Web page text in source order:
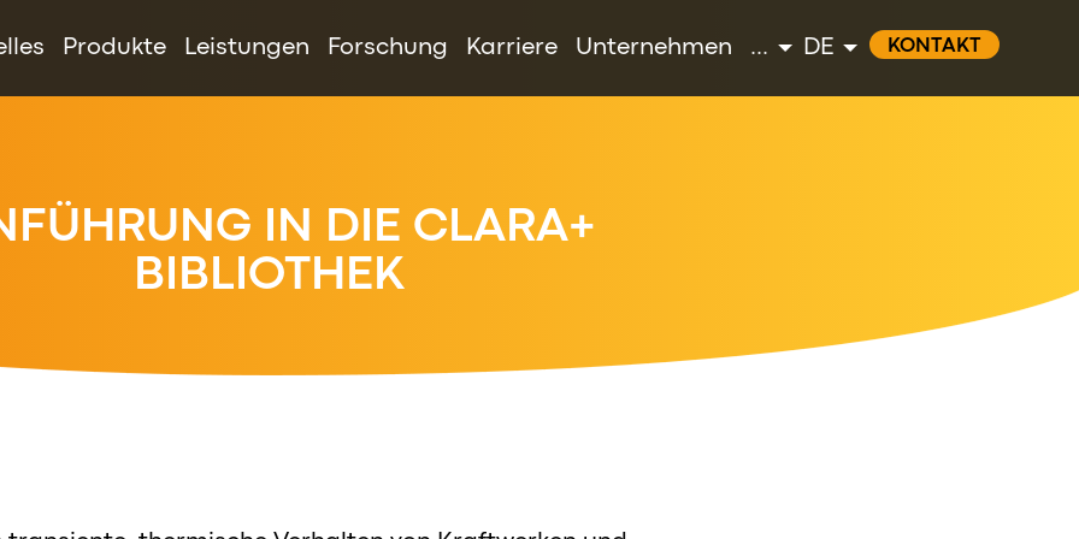
Produkte Leistungen Forschung Karriere Unternehmen ... DE KONTAKT
IN DIE CLARA+
BIBLIOTHEK